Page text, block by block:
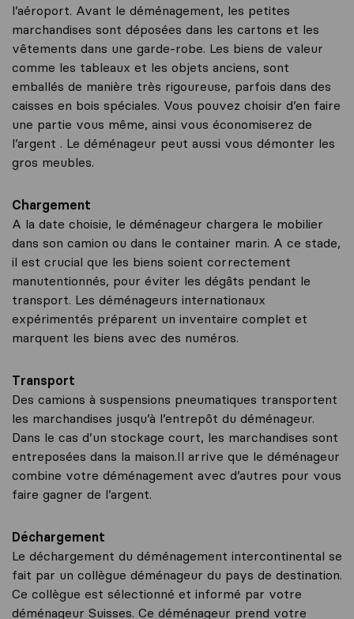
l’aéroport. Avant le déménagement, les petites
marchandises sont déposées dans les cartons et les
vêtements dans une garde-robe. Les biens de valeur
comme les tableaux et les objets anciens, sont
emballés de manière très rigoureuse, parfois dans des
caisses en bois spéciales. Vous pouvez choisir d’en faire
une partie vous même, ainsi vous économiserez de
l’argent . Le déménageur peut aussi vous démonter les
gros meubles.
Chargement
A la date choisie, le déménageur chargera le mobilier
dans son camion ou dans le container marin. A ce stade,
il est crucial que les biens soient correctement
manutentionnés, pour éviter les dégâts pendant le
transport. Les déménageurs internationaux
expérimentés préparent un inventaire complet et
marquent les biens avec des numéros.
Transport
Des camions à suspensions pneumatiques transportent
les marchandises jusqu’à l’entrepôt du déménageur.
Dans le cas d’un stockage court, les marchandises sont
entreposées dans la maison.Il arrive que le déménageur
combine votre déménagement avec d’autres pour vous
faire gagner de l’argent.
Déchargement
Le déchargement du déménagement intercontinental se
fait par un collègue déménageur du pays de destination.
Ce collègue est sélectionné et informé par votre
déménageur Suisses. Ce déménageur prend votre